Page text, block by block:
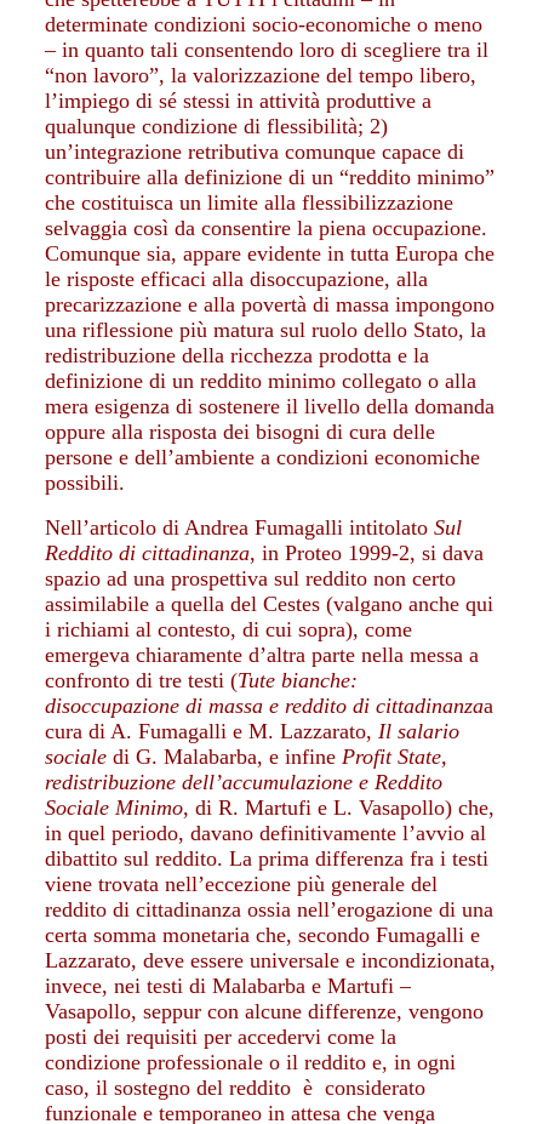
determinate condizioni socio-economiche o meno
– in quanto tali consentendo loro di scegliere tra il
“non lavoro”, la valorizzazione del tempo libero,
l’impiego di sé stessi in attività produttive a
qualunque condizione di flessibilità; 2)
un’integrazione retributiva comunque capace di
contribuire alla definizione di un “reddito minimo”
che costituisca un limite alla flessibilizzazione
selvaggia così da consentire la piena occupazione.
Comunque sia, appare evidente in tutta Europa che
le risposte efficaci alla disoccupazione, alla
precarizzazione e alla povertà di massa impongono
una riflessione più matura sul ruolo dello Stato, la
redistribuzione della ricchezza prodotta e la
definizione di un reddito minimo collegato o alla
mera esigenza di sostenere il livello della domanda
oppure alla risposta dei bisogni di cura delle
persone e dell’ambiente a condizioni economiche
possibili.
Nell’articolo di Andrea Fumagalli intitolatoSul
Reddito di cittadinanza, in Proteo 1999-2, si dava
spazio ad una prospettiva sul reddito non certo
assimilabile a quella del Cestes (valgano anche qui
i richiami al contesto, di cui sopra), come
emergeva chiaramente d’altra parte nella messa a
confronto di tre testi (Tute bianche:
disoccupazione di massa e reddito di cittadinanzaa
cura di A. Fumagalli e M. Lazzarato,Il salario
sociale di G. Malabarba, e infineProfit State,
redistribuzione dell’accumulazione e Reddito
Sociale Minimo, di R. Martufi e L. Vasapollo) che,
in quel periodo, davano definitivamente l’avvio al
dibattito sul reddito. La prima differenza fra i testi
viene trovata nell’eccezione più generale del
reddito di cittadinanza ossia nell’erogazione di una
certa somma monetaria che, secondo Fumagalli e
Lazzarato, deve essere universale e incondizionata,
invece, nei testi di Malabarba e Martufi –
Vasapollo, seppur con alcune differenze, vengono
posti dei requisiti per accedervi come la
condizione professionale o il reddito e, in ogni
caso, il sostegno del reddito è considerato
funzionale e temporaneo in attesa che venga